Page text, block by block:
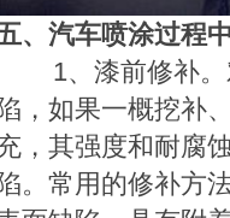
、汽车喷涂过程
1、漆前修补。
，如果一概挖补
，其强度和耐腐
。常用的修补方